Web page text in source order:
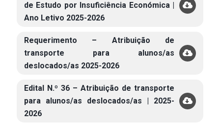
de Estudo por Insuficiência Económica |
Ano Letivo 2025-2026
Requerimento – Atribuição de
transporte para alunos/as
deslocados/as 2025-2026
Edital N.º 36 – Atribuição de transporte
para alunos/as deslocados/as | 2025-
2026